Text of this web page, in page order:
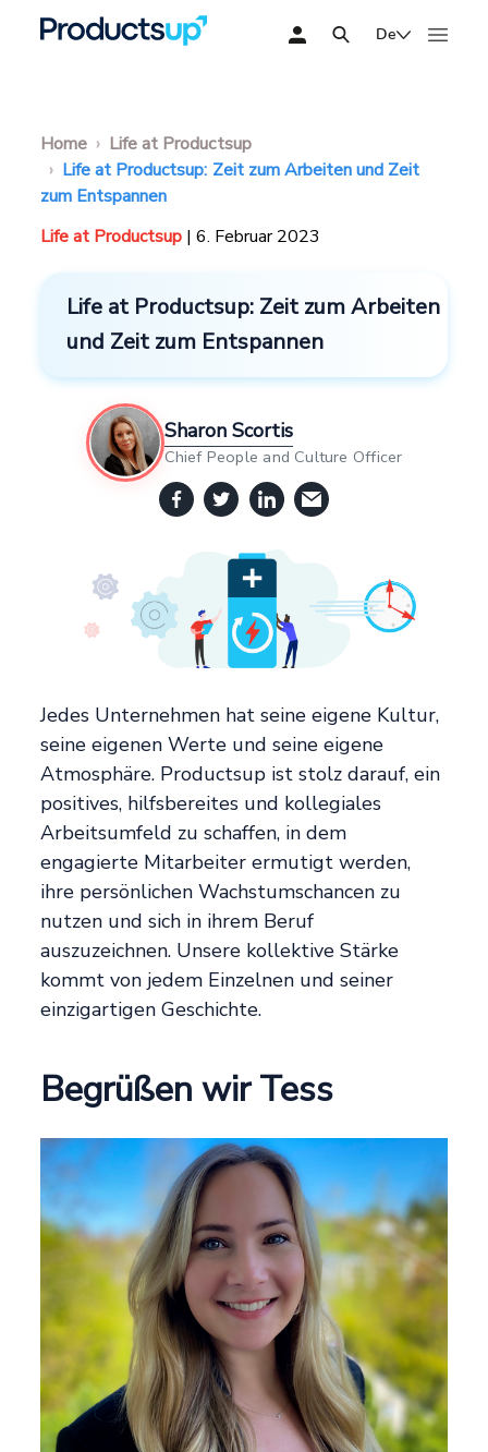
De
Home
Life at Productsup
Life at Productsup: Zeit zum Arbeiten und Zeit
zum Entspannen
Life at Productsup | 6. Februar 2023
Life at Productsup: Zeit zum Arbeiten
und Zeit zum Entspannen
Sharon Scortis
Chief People and Culture Officer
Jedes Unternehmen hat seine eigene Kultur,
seine eigenen Werte und seine eigene
Atmosphäre. Productsup ist stolz darauf, ein
positives, hilfsbereites und kollegiales
Arbeitsumfeld zu schaffen, in dem
engagierte Mitarbeiter ermutigt werden,
ihre persönlichen Wachstumschancen zu
nutzen und sich in ihrem Beruf
auszuzeichnen. Unsere kollektive Stärke
kommt von jedem Einzelnen und seiner
einzigartigen Geschichte.
Begrüßen wir Tess